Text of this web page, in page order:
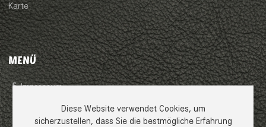
Karte
MENÜ
Impressum
Diese Website verwendet Cookies, um
sicherzustellen, dass Sie die bestmögliche Erfahrung